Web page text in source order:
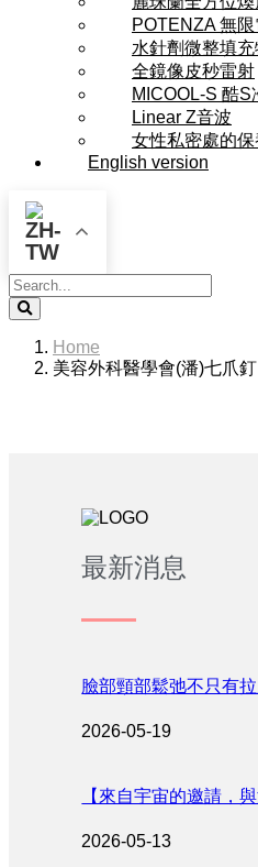
POTENZA 無限
水針劑微整填
全鏡像皮秒雷射
MICOOL-S 酷S
Linear Z音波
女性私密處的保
English version
Search
Home
美容外科醫學會(潘)七爪
最新消息
臉部頸部鬆弛不只有
2026-05-19
【來自宇宙的邀請，
2026-05-13